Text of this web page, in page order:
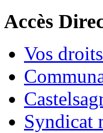
Accès
Vos
Syndicat